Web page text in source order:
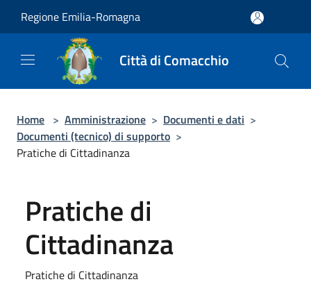
Regione Emilia-Romagna
Città di Comacchio
Home > Amministrazione > Documenti e dati >
Documenti (tecnico) di supporto >
Pratiche di Cittadinanza
Pratiche di
Cittadinanza
Pratiche di Cittadinanza